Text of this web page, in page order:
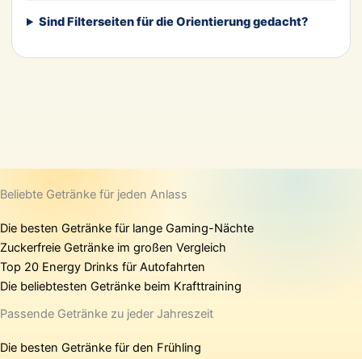
Sind Filterseiten für die Orientierung gedacht?
Beliebte Getränke für jeden Anlass
Die besten Getränke für lange Gaming-Nächte
Zuckerfreie Getränke im großen Vergleich
Top 20 Energy Drinks für Autofahrten
Die beliebtesten Getränke beim Krafttraining
Passende Getränke zu jeder Jahreszeit
Die besten Getränke für den Frühling